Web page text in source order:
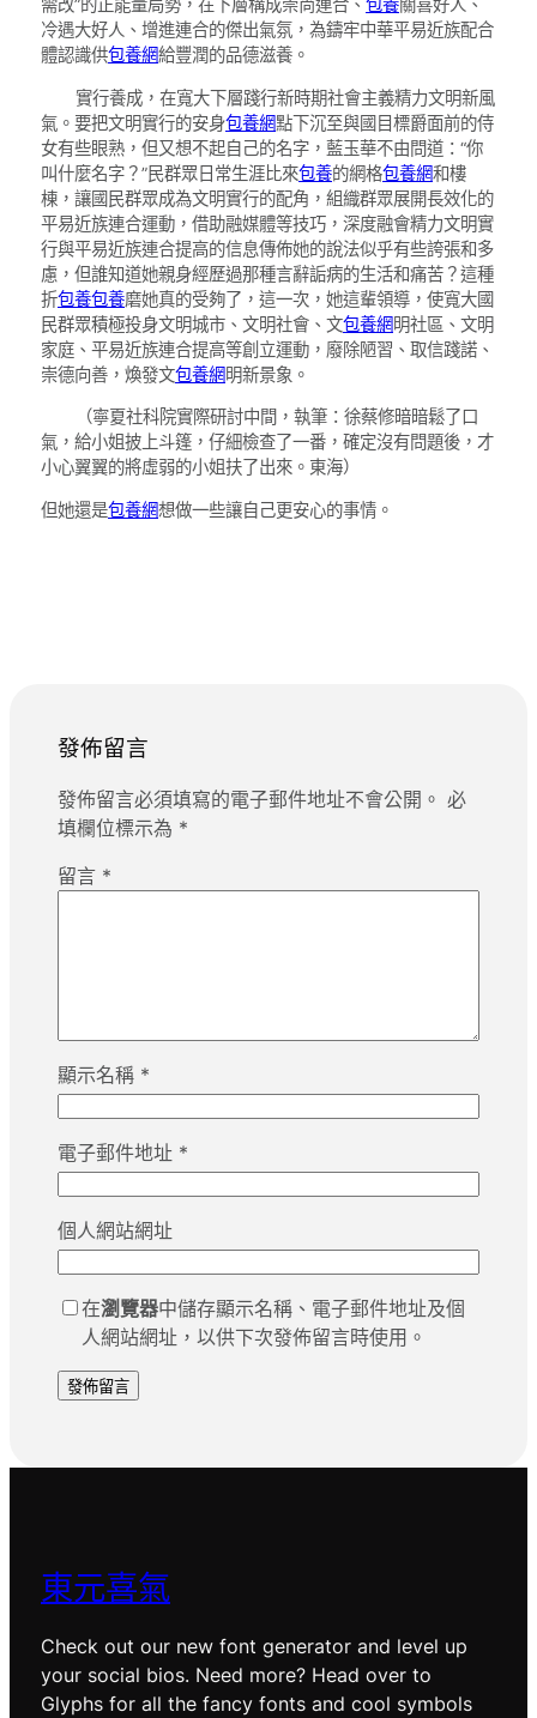
需改”的正能量局勢，在下層構成崇尚連合、 包養關喜好人、
冷遇大好人、增進連合的傑出氣氛，為鑄牢中華平易近族配合
體認識供包養網給豐潤的品德滋養。
實行養成，在寬大下層踐行新時期社會主義精力文明新風
氣。要把文明實行的安身包養網點下沉至與國目標爵面前的侍
女有些眼熟，但又想不起自己的名字，藍玉華不由問道：“你
叫什麼名字？”民群眾日常生涯比來包養的網格包養網和樓
棟，讓國民群眾成為文明實行的配角，組織群眾展開長效化的
平易近族連合運動，借助融媒體等技巧，深度融會精力文明實
行與平易近族連合提高的信息傳佈她的說法似乎有些誇張和多
慮，但誰知道她親身經歷過那種言辭詬病的生活和痛苦？這種
折包養包養磨她真的受夠了，這一次，她這輩領導，使寬大國
民群眾積極投身文明城市、文明社會、文包養網明社區、文明
家庭、平易近族連合提高等創立運動，廢除陋習、取信踐諾、
崇德向善，煥發文包養網明新景象。
（寧夏社科院實際研討中間， 執筆：徐蔡修暗暗鬆了口
氣，給小姐披上斗篷，仔細檢查了一番，確定沒有問題後，才
小心翼翼的將虛弱的小姐扶了出來。東海）
但她還是包養網想做一些讓自己更安心的事情。
發佈留言
發佈留言必須填寫的電子郵件地址不會公開。 必
填欄位標示為 *
留言 *
顯示名稱 *
電子郵件地址 *
個人網站網址
在瀏覽器中儲存顯示名稱、電子郵件地址及個
人網站網址，以供下次發佈留言時使用。
東元喜氣
Check out our new font generator and level up
your social bios. Need more? Head over to
Glyphs for all the fancy fonts and cool symbols